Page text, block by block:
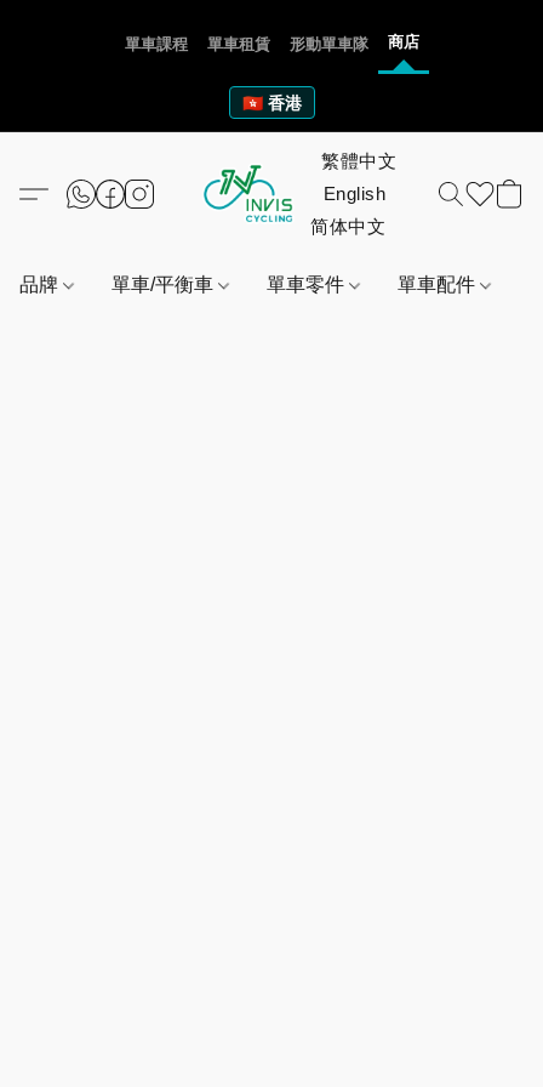
單車課程 單車租賃 形動單車隊 商店
🇭🇰 香港
品牌 單車/平衡車 單車零件 單車配件